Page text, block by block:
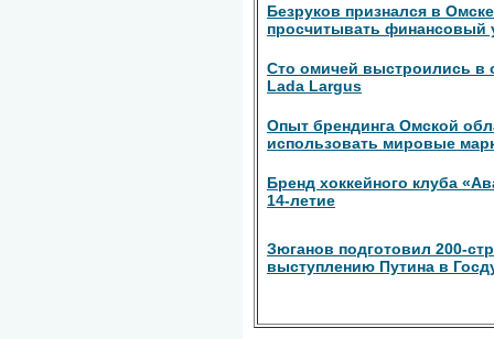
Безруков признался в
просчитывать финансовый
Сто омичей выстроились в
Lada Largus
Опыт брендинга Омской
использовать мировые
Бренд хоккейного клуба
14-летие
Зюганов подготовил 200-
выступлению Путина в